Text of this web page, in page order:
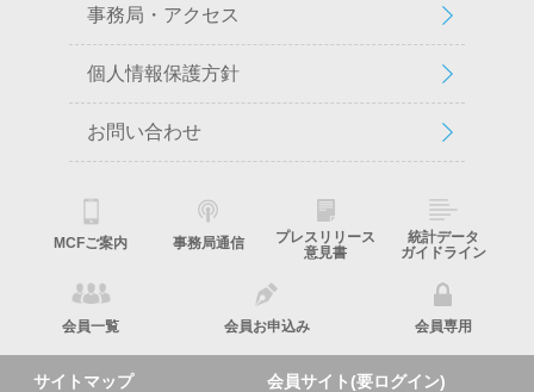
事務局・アクセス
個人情報保護方針
お問い合わせ
MCFご案内 事務局通信
プレスリリース
意見書
統計データ
ガイドライン
会員一覧 会員お申込み 会員専用
サイトマップ 会員サイト(要ログイン)